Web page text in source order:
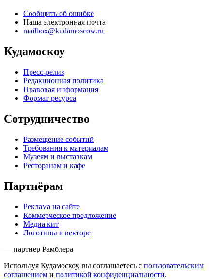
Сообщить об ошибке
Наша электронная почта
mailbox@kudamoscow.ru
Кудамоскоу
Пресс-релиз
Редакционная политика
Правовая информация
Формат ресурса
Сотрудничество
Размещение событий
Требования к материалам
Музеям и выставкам
Ресторанам и кафе
Партнёрам
Реклама на сайте
Коммерческое предложение
Медиа кит
Логотипы в векторе
— партнер Рамблера
Используя Кудамоскоу, вы соглашаетесь с пользовательским
соглашением и политикой конфиденциальности.